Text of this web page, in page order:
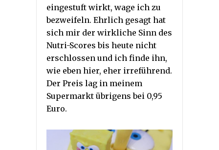
eingestuft wirkt, wage ich zu
bezweifeln. Ehrlich gesagt hat
sich mir der wirkliche Sinn des
Nutri-Scores bis heute nicht
erschlossen und ich finde ihn,
wie eben hier, eher irreführend.
Der Preis lag in meinem
Supermarkt übrigens bei 0,95
Euro.